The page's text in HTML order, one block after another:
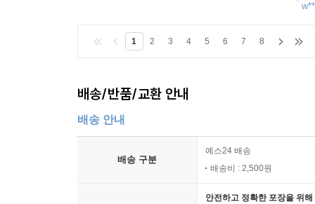
1 2 3 4 5 6 7 8
배송/반품/교환 안내
배송 안내
배송 구분
예스24 배송
배송비 : 2,500원
안전하고 정확한 포장을 위